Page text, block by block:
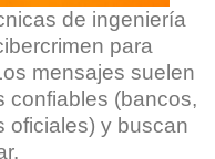
de ingeniería
para
mensajes suelen
confiables (bancos,
oficiales) y buscan